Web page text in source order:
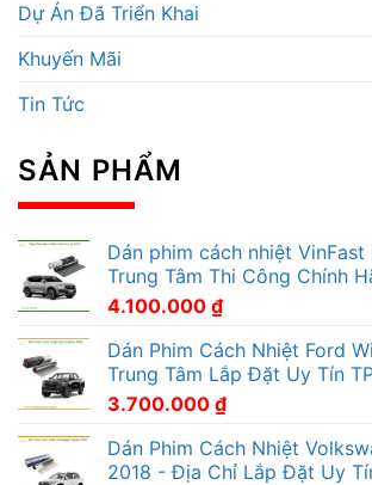
Dự Án Đã Triển Khai
Khuyến Mãi
Tin Tức
SẢN PHẨM
Dán phim cách nhiệt
Trung Tâm Thi Công Chính
4.100.000 ₫
Dán Phim Cách Nhiệt Ford
Trung Tâm Lắp Đặt Uy Tín
3.700.000 ₫
Dán Phim Cách Nhiệt
2018 - Địa Chỉ Lắp Đặt Uy